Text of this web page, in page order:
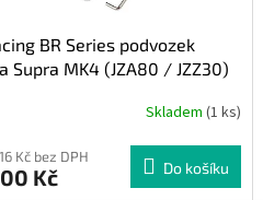
BR Series podvozek
Supra MK4 (JZA80 / JZZ30)
Skladem (1 ks)
Kč bez DPH
Kč Do košíku